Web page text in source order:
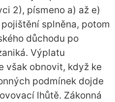
2), písmeno a) až e)
splněna, potom
důchodu po
Výplatu
však obnovit, když ke
podmínek dojde
lhůtě. Zákonná